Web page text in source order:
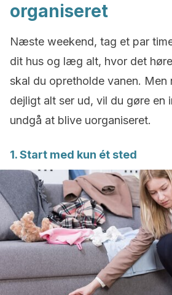
organiseret
Næste weekend, tag et par
dit hus og læg alt, hvor det
skal du opretholde vanen. Men
dejligt alt ser ud, vil du gøre en
undgå at blive uorganiseret.
1. Start med kun ét sted